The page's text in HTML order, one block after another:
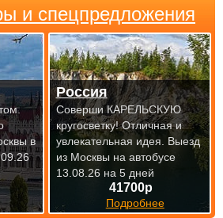
и спецпредложения
в
41700р
Подробнее
Россия
Соверши КАРЕЛЬСКУЮ
кругосветку! Отличная и
увлекательная идея. Выезд
из Москвы на автобусе
13.08.26 на 5 дней